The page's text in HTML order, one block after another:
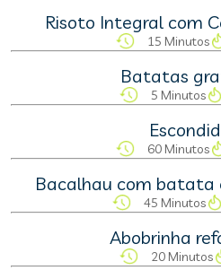
Risoto Integral com
15 Minutos
Batatas
5 Minutos
60 Minutos
Bacalhau com
45 Minutos
Abobrinha
20 Minutos